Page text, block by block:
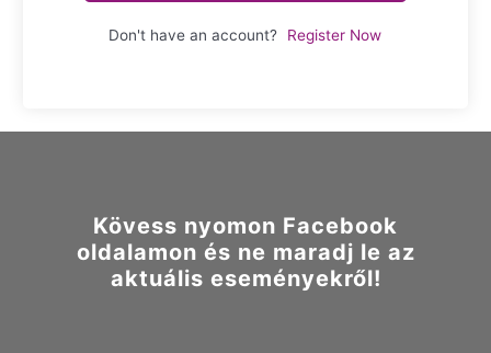
Don't have an account? Register Now
Kövess nyomon Facebook
oldalamon és ne maradj le az
aktuális eseményekről!